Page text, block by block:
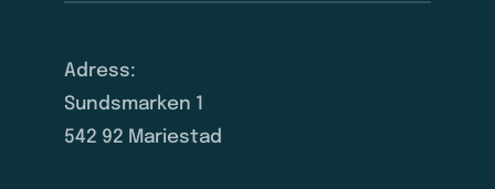
Adress:
Sundsmarken 1
542 92 Mariestad